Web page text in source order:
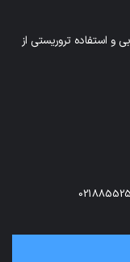
استفاده تروریستی از